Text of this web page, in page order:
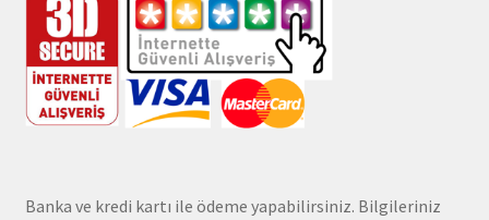
Banka ve kredi kartı ile ödeme yapabilirsiniz. Bilgileriniz